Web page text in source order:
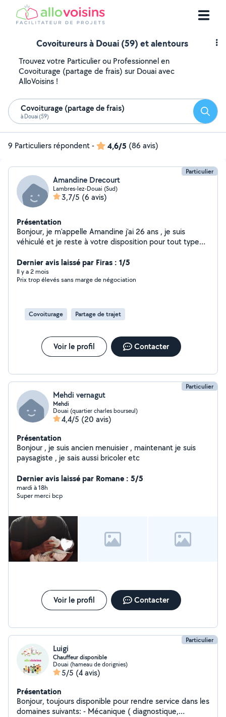
Covoitureurs à Douai (59) et alentours
Trouvez votre Particulier ou Professionnel en
Covoiturage (partage de frais) sur Douai avec
AlloVoisins !
Covoiturage (partage de frais)
à Douai (59)
9 Particuliers répondent- 4,6/5 (86 avis)
Particulier
Amandine Drecourt
Lambres-lez-Douai (Sud)
3,7/5 (6 avis)
Présentation
Bonjour, je m'appelle Amandine j'ai 26 ans , je suis
véhiculé et je reste à votre disposition pour tout type
Dernier avis laissé par Firas : 1/5
Il y a 2 mois
Prix trop élevés sans marge de négociation
Covoiturage Partage de trajet
Voir le profil Contacter
Particulier
Mehdi vernagut
Mehdi
Douai (quartier charles bourseul)
4,4/5 (20 avis)
Présentation
Bonjour , je suis ancien menuisier , maintenant je suis
paysagiste , je sais aussi bricoler etc
Dernier avis laissé par Romane : 5/5
mardi à 18h
Super merci bcp
Voir le profil Contacter
Particulier
Luigi
Chauffeur disponible
Douai (hameau de dorignies)
5/5 (4 avis)
Présentation
Bonjour, toujours disponible pour rendre service dans les
domaines suivants: - Mécanique ( diagnostique,